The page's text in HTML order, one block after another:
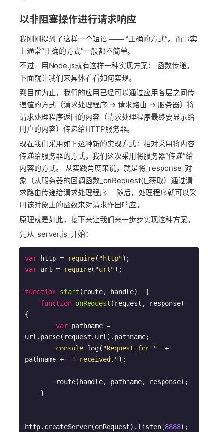
以非阻塞操作进行请求响应
我刚刚提到了这样一个短语 —— “正确的方式”。而事实
上通常“正确的方式”一般都不简单。
不过，用Node.js就有这样一种实现方案： 函数传递。
下面就让我们来具体看看如何实现。
到目前为止，我们的应用已经可以通过应用各层之间传
递值的方式（请求处理程序 -> 请求路由 -> 服务器）将
请求处理程序返回的内容（请求处理程序最终要显示给
用户的内容）传递给HTTP服务器。
现在我们采用如下这种新的实现方式：相对采用将内容
传递给服务器的方式，我们这次采用将服务器“传递”给
内容的方式。 从实践角度来说，就是将_response_对
象（从服务器的回调函数_onRequest()_获取）通过请
求路由传递给请求处理程序。 随后，处理程序就可以采
用该对象上的函数来对请求作出响应。
原理就是如此，接下来让我们来一步步实现这种方案。
先从_server.js_开始：
var http = require( "http"
var url = require( "url");
function start ( route, handle) {
function onRequest ( request, response
{
var pathname =
url.parse(request.url).pathname;
console.log( "Request for "
  +
pathname +
" received.");
http.createServer(onRequest).listen(8888);